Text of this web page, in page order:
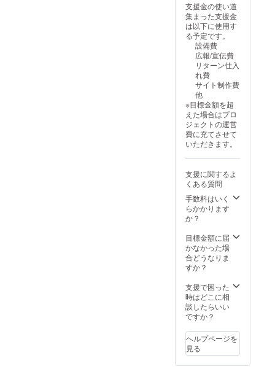
す。
通話不
要の場
合は
「通話
不要」
とお書
さい。
掲載
不要の
場合は
「掲載
不要」
とお書
きくだ
※備考欄
希望日
時をお
書きく
ださ
い。
9月26日
日14時
以降で
調整い
たしま
す。
要の場
合は
「通話
不要」
きくだ
さい。
支援証
明書サ
イズ：
2000x1
414(px)
※備考欄
に掲載
お名前
きくだ
さい
(会社
名・ハ
ンドル
ネーム
可)。
ご支援
の順番
がその
まま掲
なりま
す(最上
位枠
内)。
サイズ
は
300x25
0(px)で
くださ
い。
その他
サイズ
ン通話
(2時
間)■ デ
ジタル
支援証
明書サ
イズ：
414(px)
ルキー
ホル
ダーサ
イズ：
縦4x横
1.7x厚
0.3(cm)
Tシャツ
サイ
ズ：メ
ンズS・
レ
ディー
スM・L
※備考欄
したい
お名前
をお書
きくだ
(会社
名・ハ
ンドル
ネーム
支援金の使い道
集まった支援金
は以下に使用す
る予定です。
設備費
広報/宣伝費
リターン仕入
れ費
サイト制作費
他
※目標金額を超
えた場合はプロ
ジェクトの運営
費に充てさせて
いただきます。
支援に関するよ
くある質問
手数料はいく
らかかります
か？
目標金額に届
かなかった場
合どうなりま
すか？
支援で困った
時はどこに相
談したらいい
ですか？
ヘルプページを
見る